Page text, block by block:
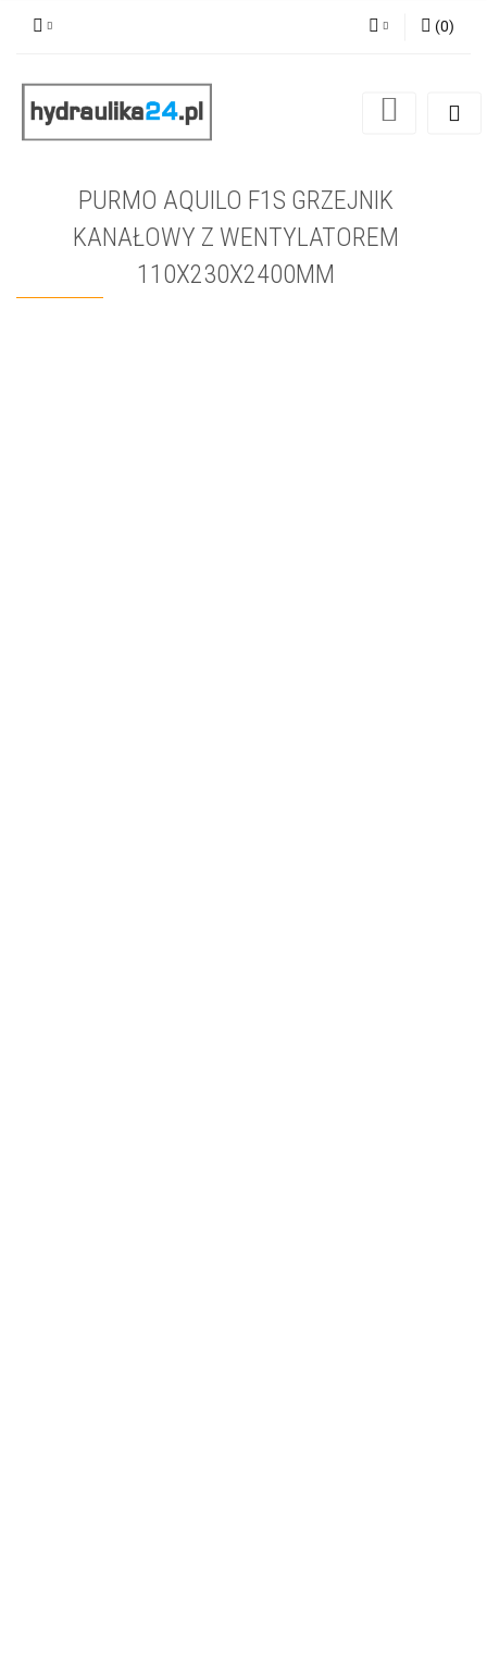
Zarejestruj się
(0)
PURMO AQUILO F1S GRZEJNIK
KANAŁOWY Z WENTYLATOREM
110X230X2400MM